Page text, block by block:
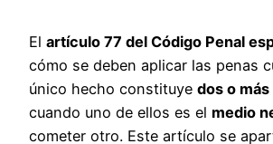
El artículo 77 del Código Penal
cómo se deben aplicar las penas
único hecho constituye dos o
cuando uno de ellos es el medio
cometer otro. Este artículo se